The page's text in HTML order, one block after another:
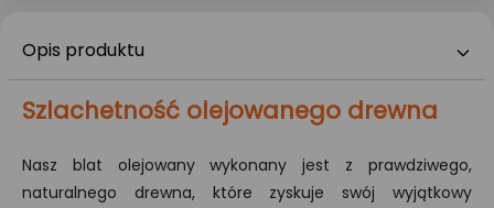
Opis produktu
Szlachetność olejowanego drewna
Nasz blat olejowany wykonany jest z prawdziwego,
naturalnego drewna, które zyskuje swój wyjątkowy